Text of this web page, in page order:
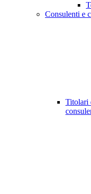
Consulenti e
Titolari